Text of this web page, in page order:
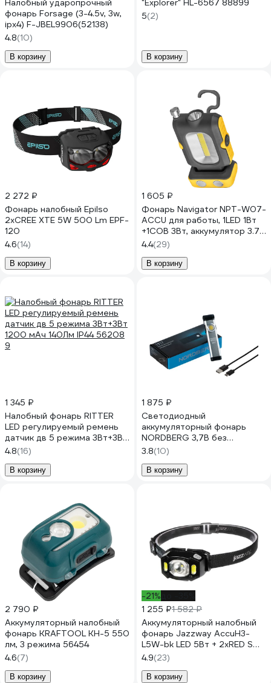
Налобный ударопрочный
фонарь Forsage (3-4.5v, 3w,
ipx4) F-JBEL9906(52138)
4.8(10)
В корзину
"Explorer" HL-6567 88899
5(2)
В корзину
2 272 ₽
Фонарь налобный Epilso
2xCREE XTE 5W 500 Lm EPF-
120
4.6(14)
В корзину
1 605 ₽
Фонарь Navigator NPT-W07-
ACCU для работы, 1LED 1Вт
+1COB 3Вт, аккумулятор 3.7В
14083
4.4(29)
В корзину
1 345 ₽
Налобный фонарь RITTER
LED регулируемый ремень
датчик дв 5 режима 3Вт+3Вт
1200 мАч 140Лм IP44 56208
4.8(16)
В корзину
1 875 ₽
Светодиодный
аккумуляторный фонарь
NORDBERG 3,7В без
зарядного устройства 1917
3.8(10)
В корзину
2 790 ₽
Аккумуляторный налобный
фонарь KRAFTOOL KH-5 550
лм, 3 режима 56454
4.6(7)
В корзину
-21%
1 255 ₽1 582 ₽
Аккумуляторный налобный
фонарь Jazzway AccuH3-
L5W-bk LED 5Вт + 2хRED SMD
IP54 5 режимов: 100проц.
180лм 3.5ч/50проц. 110лм
5.5ч/30проц. 65лм 15ч/красн.
4.9(23)
В корзину